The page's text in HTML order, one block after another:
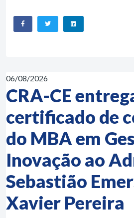
06/08/2026
CRA-CE
certificado de
do MBA em
Inovação ao
Sebastião
Xavier Pereira